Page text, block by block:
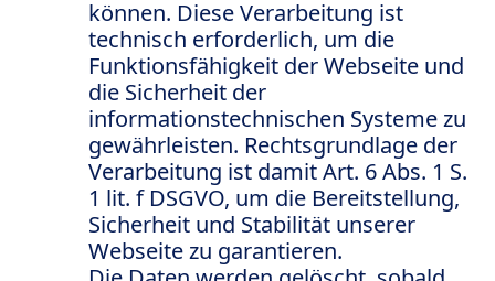
können. Diese Verarbeitung ist
technisch erforderlich, um die
Funktionsfähigkeit der Webseite und
die Sicherheit der
informationstechnischen Systeme zu
gewährleisten. Rechtsgrundlage der
Verarbeitung ist damit Art. 6 Abs. 1 S.
1 lit. f DSGVO, um die Bereitstellung,
Sicherheit und Stabilität unserer
Webseite zu garantieren.